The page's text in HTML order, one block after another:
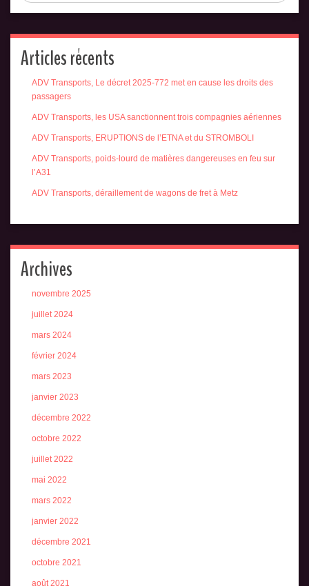
Articles récents
ADV Transports, Le décret 2025-772 met en cause les droits des
passagers
ADV Transports, les USA sanctionnent trois compagnies aériennes
ADV Transports, ERUPTIONS de l’ETNA et du STROMBOLI
ADV Transports, poids-lourd de matières dangereuses en feu sur
l’A31
ADV Transports, déraillement de wagons de fret à Metz
Archives
novembre 2025
juillet 2024
mars 2024
février 2024
mars 2023
janvier 2023
décembre 2022
octobre 2022
juillet 2022
mai 2022
mars 2022
janvier 2022
décembre 2021
octobre 2021
août 2021